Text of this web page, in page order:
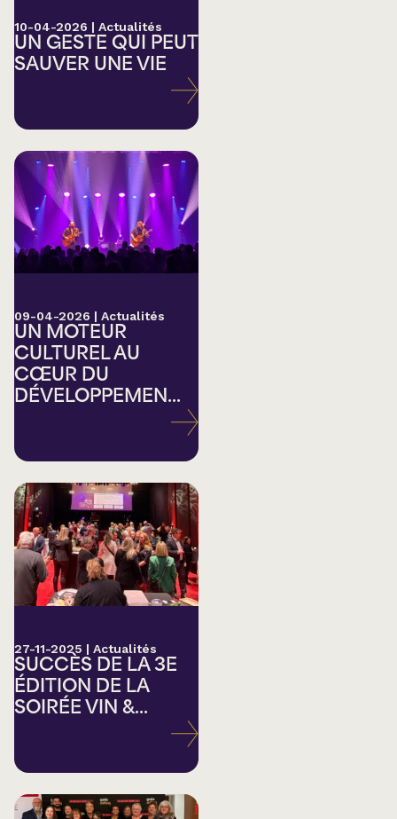
10-04-2026 | Actualités
UN GESTE QUI PEUT
SAUVER UNE VIE
09-04-2026 | Actualités
UN MOTEUR
CULTUREL AU
CŒUR DU
DÉVELOPPEMEN...
27-11-2025 | Actualités
SUCCÈS DE LA 3E
ÉDITION DE LA
SOIRÉE VIN &...